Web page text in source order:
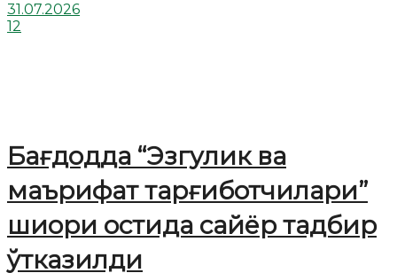
31.07.2026
12
Бағдодда “Эзгулик ва
маърифат тарғиботчилари”
шиори остида сайёр тадбир
ўтказилди